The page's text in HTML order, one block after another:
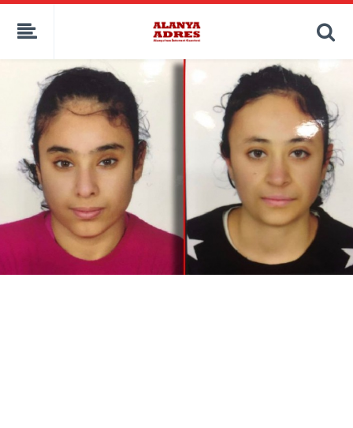
kaçak bahis
deneme bonusu
canlı bahis siteleri
deneme bonusu veren siteler
bahis siteleri
porno izle